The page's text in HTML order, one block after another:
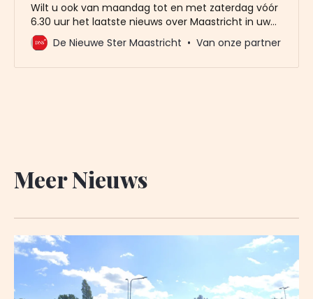
Wilt u ook van maandag tot en met zaterdag vóór
6.30 uur het laatste nieuws over Maastricht in uw
mailbox? Meld u dan gratis aan voor de nieuwbrief
van De Nieuwe Ster. Meer dan 20.000 trouwe lezers
gingen u al voor. Het enige wat wij van u vragen
De Nieuwe Ster Maastricht Van onze partner
Meer Nieuws